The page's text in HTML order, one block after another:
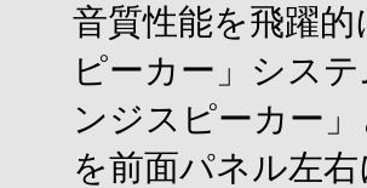
音質性能を飛躍
ピーカー」シス
ンジスピーカー
を前面パネル左